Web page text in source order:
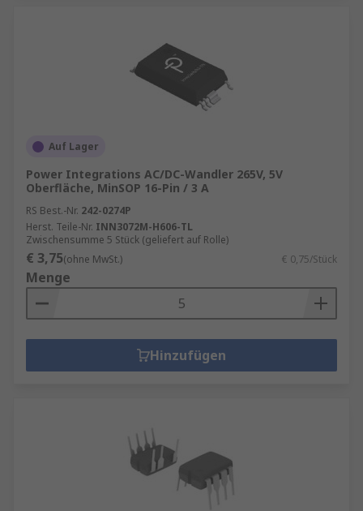
Auf Lager
Power Integrations AC/DC-Wandler 265V, 5V
Oberfläche, MinSOP 16-Pin / 3 A
RS Best.-Nr. 242-0274P
Herst. Teile-Nr. INN3072M-H606-TL
Zwischensumme 5 Stück (geliefert auf Rolle)
€ 3,75(ohne MwSt.) € 0,75/Stück
Menge
Hinzufügen